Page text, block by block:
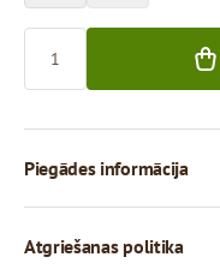
Piegādes informācija
Atgriešanas politika